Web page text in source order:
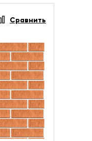
Сравнить